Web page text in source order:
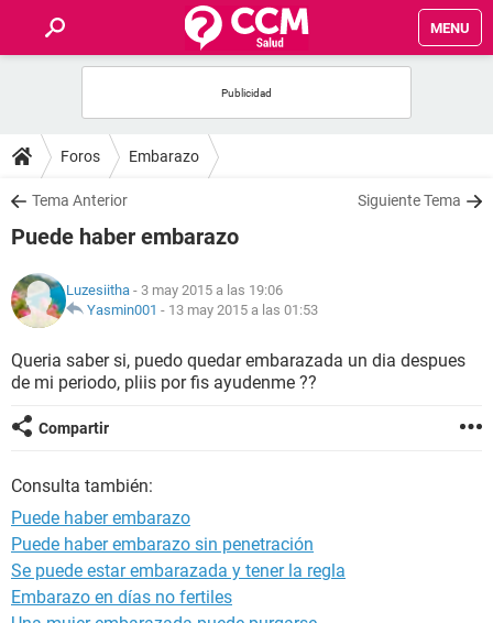
MENU
FOROS
SALUD
NUTRICIÓN
BIENESTAR
SEXUALIDAD
GLOSARIO
Foros Embarazo
Tema Anterior Siguiente Tema
Puede haber embarazo
Luzesiitha - 3 may 2015 a las 19:06
Yasmin001 - 13 may 2015 a las 01:53
Queria saber si, puedo quedar embarazada un dia despues
de mi periodo, pliis por fis ayudenme ??
Compartir
Consulta también:
Puede haber embarazo
Puede haber embarazo sin penetración
Se puede estar embarazada y tener la regla
Embarazo en días no fertiles